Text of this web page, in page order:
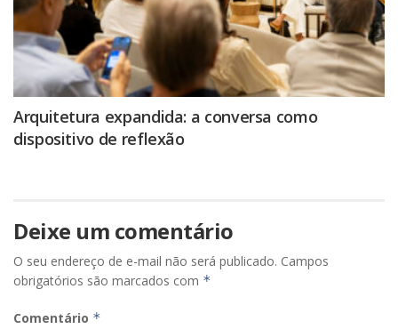
Arquitetura expandida: a conversa como
dispositivo de reflexão
Deixe um comentário
O seu endereço de e-mail não será publicado. Campos
obrigatórios são marcados com *
Comentário *